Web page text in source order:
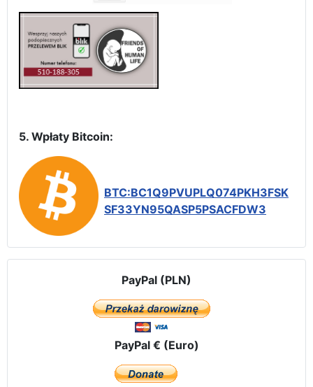
5. Wpłaty Bitcoin:
BTC:BC1Q9PVUPLQ074PKH3FSK
SF33YN95QASP5PSACFDW3
PayPal (PLN)
PayPal € (Euro)